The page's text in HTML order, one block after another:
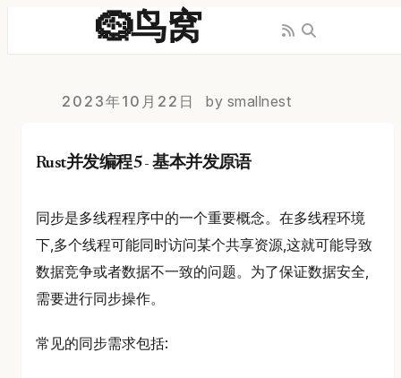
🪹鸟窝
2023年10月22日 by smallnest
Rust并发编程5 - 基本并发原语
同步是多线程程序中的一个重要概念。在多线程环境
下,多个线程可能同时访问某个共享资源,这就可能导致
数据竞争或者数据不一致的问题。为了保证数据安全,
需要进行同步操作。
常见的同步需求包括: